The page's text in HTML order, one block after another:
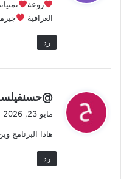
ل روعة
العراقية
رد
ي
ل
مايو 23, 2026 الساعة 3:31 م
هاذا البرنامج
رد